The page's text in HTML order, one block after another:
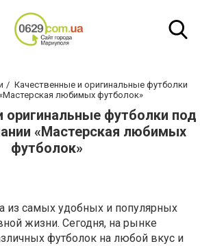
Качественные и оригинальные футболки
любимых футболок»
оригинальные футболки под
«Мастерская любимых
футболок»
из самых удобных и популярных
жизни. Сегодня, на рынке
футболок на любой вкус и